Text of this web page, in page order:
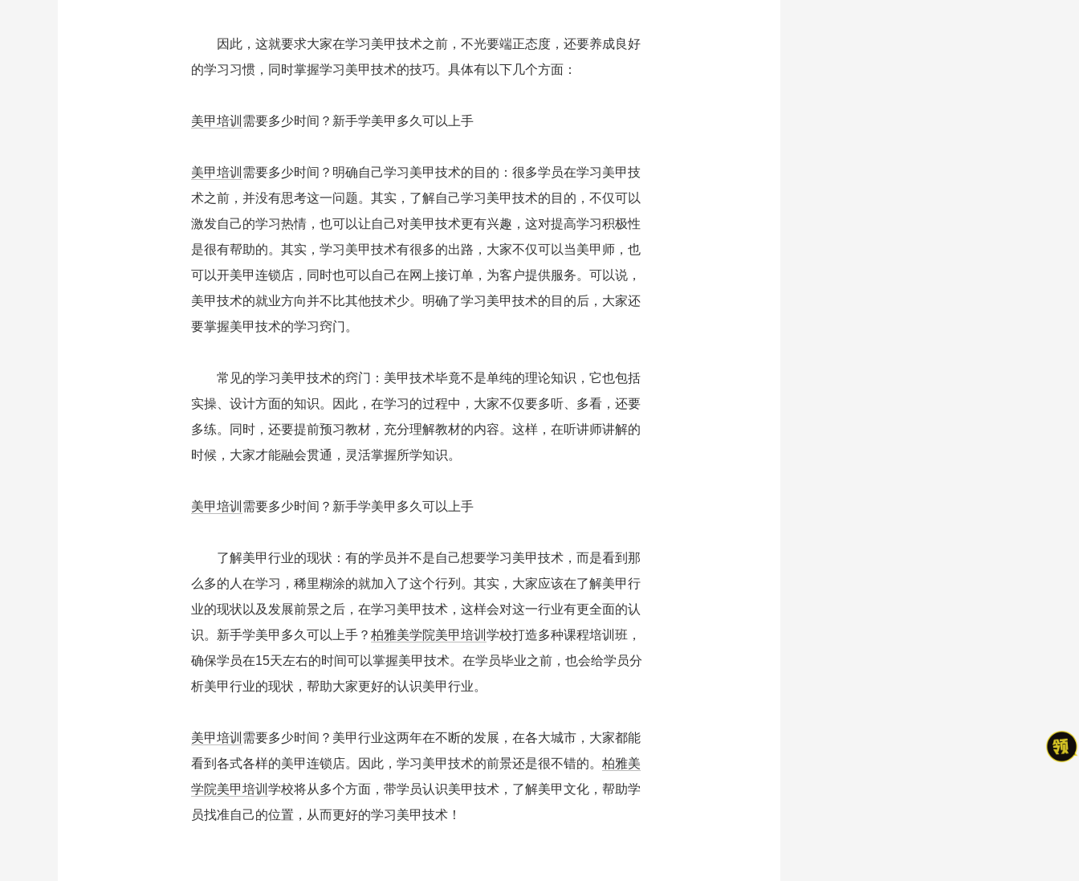
因此，这就要求大家在学习美甲技术之前，不光要端正态度，还要养成良好
的学习习惯，同时掌握学习美甲技术的技巧。具体有以下几个方面：
美甲培训 需要多少时间？新手学美甲多久可以上手
美甲培训 需要多少时间？明确自己学习美甲技术的目的：很多学员在学习美甲技
术之前，并没有思考这一问题。其实，了解自己学习美甲技术的目的，不仅可以
激发自己的学习热情，也可以让自己对美甲技术更有兴趣，这对提高学习积极性
是很有帮助的。其实，学习美甲技术有很多的出路，大家不仅可以当美甲师，也
可以开美甲连锁店，同时也可以自己在网上接订单，为客户提供服务。可以说，
美甲技术的就业方向并不比其他技术少。明确了学习美甲技术的目的后，大家还
要掌握美甲技术的学习窍门。
常见的学习美甲技术的窍门：美甲技术毕竟不是单纯的理论知识，它也包括
实操、设计方面的知识。因此，在学习的过程中，大家不仅要多听、多看，还要
多练。同时，还要提前预习教材，充分理解教材的内容。这样，在听讲师讲解的
时候，大家才能融会贯通，灵活掌握所学知识。
美甲培训 需要多少时间？新手学美甲多久可以上手
了解美甲行业的现状：有的学员并不是自己想要学习美甲技术，而是看到那
么多的人在学习，稀里糊涂的就加入了这个行列。其实，大家应该在了解美甲行
业的现状以及发展前景之后，在学习美甲技术，这样会对这一行业有更全面的认
识。新手学美甲多久可以上手？ 柏雅美学院美甲培训 学校打造多种课程培训班，
确保学员在15天左右的时间可以掌握美甲技术。在学员毕业之前，也会给学员分
析美甲行业的现状，帮助大家更好的认识美甲行业。
美甲培训 需要多少时间？美甲行业这两年在不断的发展，在各大城市，大家都能
看到各式各样的美甲连锁店。因此，学习美甲技术的前景还是很不错的。 柏雅美
学院美甲培训 学校将从多个方面，带学员认识美甲技术，了解美甲文化，帮助学
员找准自己的位置，从而更好的学习美甲技术！